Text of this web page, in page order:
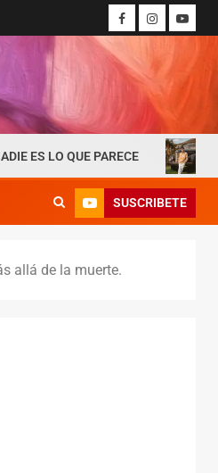
PARECE Andrés Nipas
SUSCRIBETE
allá de la muerte.